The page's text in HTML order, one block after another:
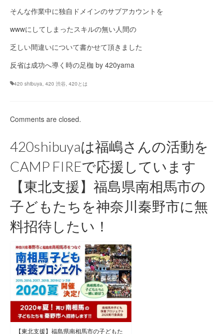
そんな作業中に独自ドメインのサブアカウントを
wwwにしてしまったスキルの無い人間の
乏しい間違いについて書かせて頂きました
反省は成功へ導く時の足枷 by 420yama
420 shibuya 420 渋谷 420とは
Comments are closed.
420shibuyaは福嶋さんの活動を
CAMP FIREで応援しています
【東北支援】福島県南相馬市の
子どもたちを神奈川秦野市に無
料招待したい！